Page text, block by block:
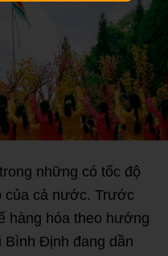
những có tốc độ
của cả nước. Trước
hàng hóa theo hướng
Bình Định đang dần